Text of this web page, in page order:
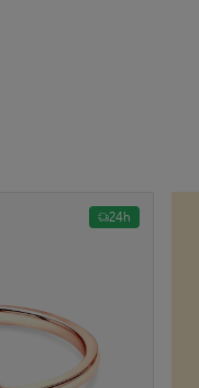
24h